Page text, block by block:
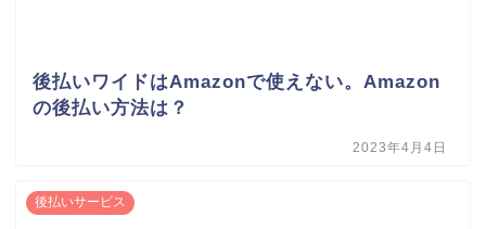
後払いワイドはAmazonで使えない。Amazon
の後払い方法は？
2023年4月4日
後払いサービス